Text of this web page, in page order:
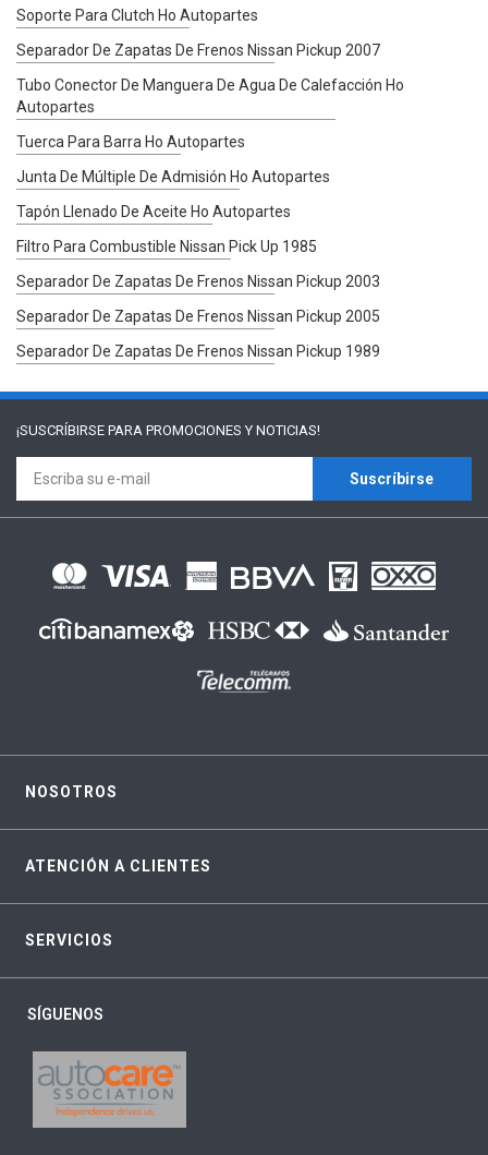
Soporte Para Clutch Ho Autopartes
Separador De Zapatas De Frenos Nissan Pickup 2007
Tubo Conector De Manguera De Agua De Calefacción Ho
Autopartes
Tuerca Para Barra Ho Autopartes
Junta De Múltiple De Admisión Ho Autopartes
Tapón Llenado De Aceite Ho Autopartes
Filtro Para Combustible Nissan Pick Up 1985
Separador De Zapatas De Frenos Nissan Pickup 2003
Separador De Zapatas De Frenos Nissan Pickup 2005
Separador De Zapatas De Frenos Nissan Pickup 1989
¡SUSCRÍBIRSE PARA PROMOCIONES Y NOTICIAS!
Suscríbirse
NOSOTROS
ATENCIÓN A CLIENTES
SERVICIOS
SÍGUENOS